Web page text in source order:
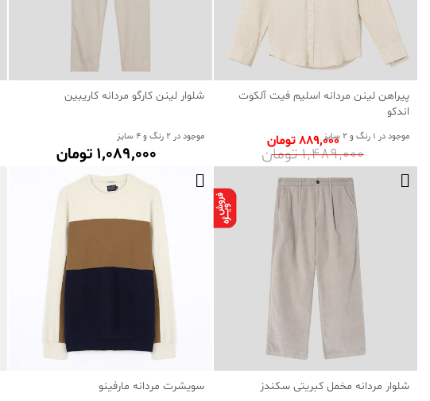
پیراهن لینن مردانه اسلیم فیت آلکوت
اندکو
موجود در 1 رنگ و 2 سایز
1٬489٬000 تومان
889٬000 تومان
شلوار لینن کارگو مردانه کاریبین
موجود در 2 رنگ و 4 سایز
1٬089٬000 تومان
شلوار مردانه مخمل کبریتی سکندز سویشرت مردانه مارفینو